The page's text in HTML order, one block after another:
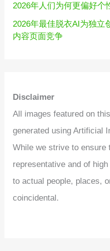
2026年人们为何更偏好个
2026年最佳脱衣AI为独立
内容页面竞争
Disclaimer
All images featured on
generated using Artificial
While we strive to ensure
representative and of
to actual people, places,
coincidental.